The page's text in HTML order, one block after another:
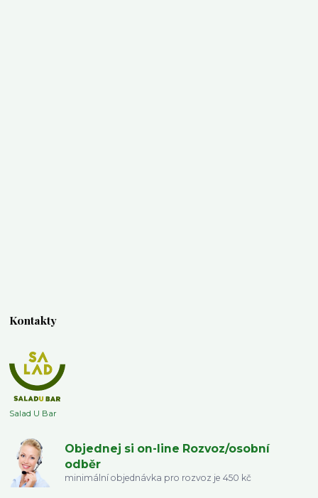
Kontakty
Salad U Bar
Objednej si on-line Rozvoz/osobní
odběr
minimální objednávka pro rozvoz je 450 kč